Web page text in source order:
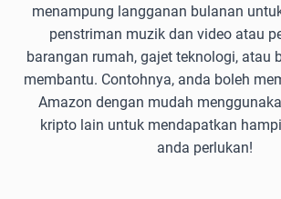
menampung langganan bulanan
penstriman muzik dan video atau
barangan rumah, gajet teknologi, atau
membantu. Contohnya, anda boleh
Amazon dengan mudah
kripto lain untuk mendapatkan
anda perlukan!